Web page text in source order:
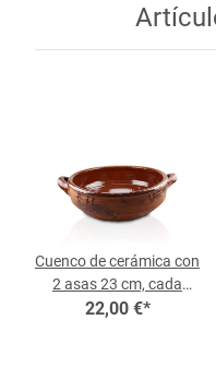
Cuenco de cerámica con
2 asas 23 cm, cada
pieza
22,00 €*